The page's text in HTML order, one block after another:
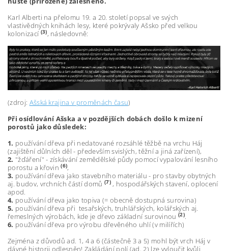
Karl Alberti na přelomu 19. a 20. století popsal ve svých
vlastivědných knihách lesy, které pokrývaly Ašsko před velkou
kolonizací (3), následovně:
(zdroj: Ašská krajina v proměnách času)
Při osídlování Ašska a v pozdějších dobách došlo k mizení
porostů jako důsledek:
1. používání dřeva při nedatované rozsáhlé těžbě na vrchu Háj
(zajištění důlních děl - především svislých, těžní a jiná zařízení),
2. "žďáření" - získávání zemědělské půdy pomocí vypalování lesního
porostu a křovin(6),
3. používání dřeva jako stavebního materiálu - pro stavby obytných
aj. budov, vrchních částí domů (7), hospodářských stavení, oplocení
apod.
4. používání dřeva jako topiva (= obecně dostupná surovina)
5. používání dřeva při tesařských, truhlářských, kolářských aj.
řemeslných výrobách, kde je dřevo základní surovinou (2).
6. používání dřeva pro výrobu dřevěného uhlí (v milířích)
Zejména z důvodů ad. 1, 4 a 6 (částečně 3 a 5) mohl být vrch Háj v
dávné historii odlesněn! Zakládání polí (ad. 2) lze vyloučit kvůli